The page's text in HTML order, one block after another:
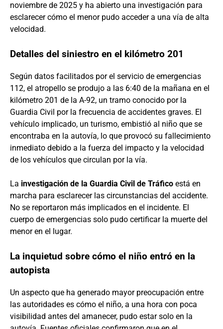
noviembre de 2025 y ha abierto una investigación para
esclarecer cómo el menor pudo acceder a una vía de alta
velocidad.
Detalles del siniestro en el kilómetro 201
Según datos facilitados por el servicio de emergencias
112, el atropello se produjo a las 6:40 de la mañana en el
kilómetro 201 de la A-92, un tramo conocido por la
Guardia Civil por la frecuencia de accidentes graves. El
vehículo implicado, un turismo, embistió al niño que se
encontraba en la autovía, lo que provocó su fallecimiento
inmediato debido a la fuerza del impacto y la velocidad
de los vehículos que circulan por la vía.
La investigación de la Guardia Civil de Tráfico está en
marcha para esclarecer las circunstancias del accidente.
No se reportaron más implicados en el incidente. El
cuerpo de emergencias solo pudo certificar la muerte del
menor en el lugar.
La inquietud sobre cómo el niño entró en la
autopista
Un aspecto que ha generado mayor preocupación entre
las autoridades es cómo el niño, a una hora con poca
visibilidad antes del amanecer, pudo estar solo en la